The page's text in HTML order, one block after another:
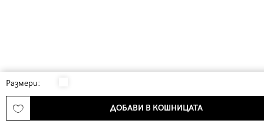
Размери:
ДОБАВИ В КОШНИЦАТА